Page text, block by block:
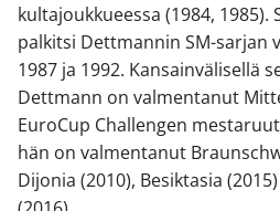
kultajoukkueessa (1984,
palkitsi Dettmannin SM-sarjan
1987 ja 1992. Kansainvälisellä
Dettmann on valmentanut
EuroCup Challengen
hän on valmentanut
Dijonia (2010), Besiktasia